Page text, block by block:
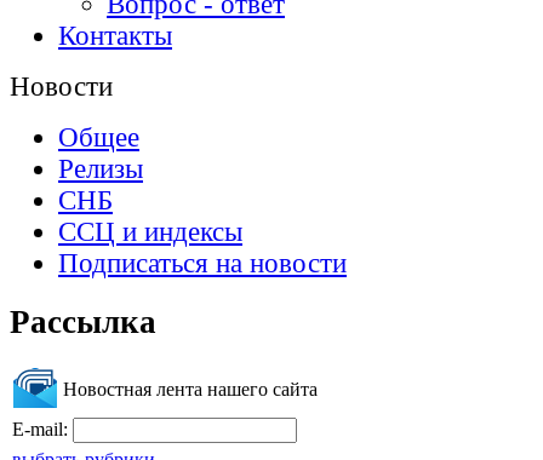
Контакты
Новости
Общее
Релизы
СНБ
ССЦ и индексы
Подписаться на новости
Рассылка
Новостная лента нашего сайта
E-mail: